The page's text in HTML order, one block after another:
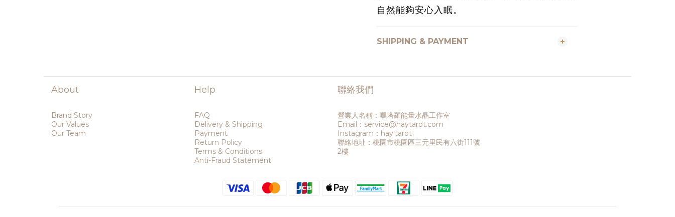
自然能夠安心入眠。
SHIPPING & PAYMENT
About
Brand Story
Our Values
Our Team
Help
FAQ
Delivery & Shipping
Payment
Return Policy
Terms & Conditions
Anti-Fraud Statement
聯絡我們
營業人名稱：嘿塔羅能量水晶工作室
Email：service@haytarot.com
Instagram：hay.tarot
聯絡地址：桃園市桃園區三元里民有六街111號
2樓